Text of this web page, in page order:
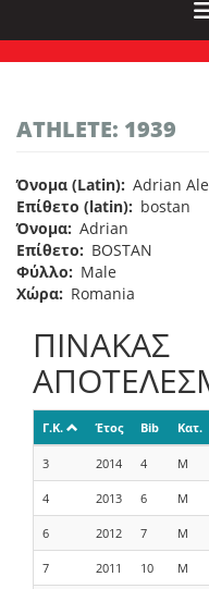
ATHLETE: 1939
Όνομα (Latin) Adrian
Επίθετο (latin)
bostan
Όνομα Adrian
Επίθετο
BOSTAN
Φύλλο
Male
Χώρα
Romania
ΠΙΝΑΚΑΣ
Γ.Κ. Έτος Bib Κατ.
3 2014 4 M
4 2013 6 M
6 2012 7 M
7 2011 10 M